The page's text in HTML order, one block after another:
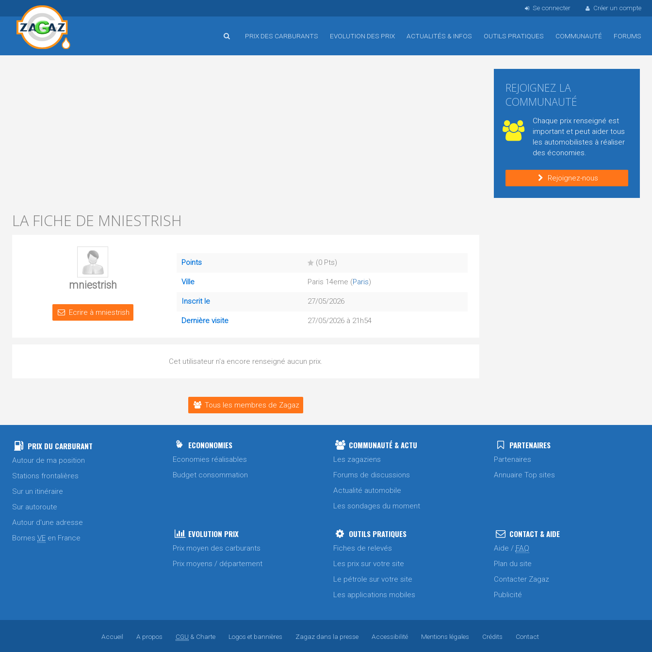
Se connecter Créer un compte
PRIX DES CARBURANTS EVOLUTION DES PRIX ACTUALITÉS & INFOS OUTILS PRATIQUES COMMUNAUTÉ FORUMS
LA FICHE DE MNIESTRISH
mniestrish
Ecrire à mniestrish
Points (0 Pts)
Ville Paris 14eme (Paris)
Inscrit le 27/05/2026
Dernière visite 27/05/2026 à 21h54
Cet utilisateur n'a encore renseigné aucun prix.
Tous les membres de Zagaz
REJOIGNEZ LA
COMMUNAUTÉ
Chaque prix renseigné est
important et peut aider tous
les automobilistes à réaliser
des économies.
Rejoignez-nous
PRIX DU CARBURANT
Autour de ma position
Stations frontalières
Sur un itinéraire
Sur autoroute
Autour d'une adresse
Bornes VE en France
ECONONOMIES
Economies réalisables
Budget consommation
COMMUNAUTÉ & ACTU
Les zagaziens
Forums de discussions
Actualité automobile
Les sondages du moment
PARTENAIRES
Partenaires
Annuaire Top sites
EVOLUTION PRIX
Prix moyen des carburants
Prix moyens / département
OUTILS PRATIQUES
Fiches de relevés
Les prix sur votre site
Le pétrole sur votre site
Les applications mobiles
CONTACT & AIDE
Aide / FAQ
Plan du site
Contacter Zagaz
Publicité
Accueil A propos CGU & Charte Logos et bannières Zagaz dans la presse Accessibilité Mentions légales Crédits Contact